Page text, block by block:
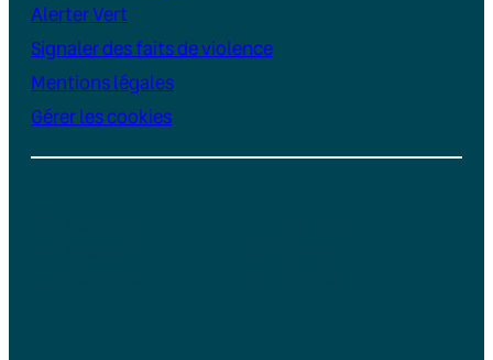
Alerter Vert
Signaler des faits de violence
Mentions légales
Gérer les cookies